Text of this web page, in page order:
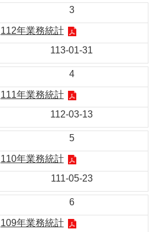
3
112年業務統計
113-01-31
4
111年業務統計
112-03-13
5
110年業務統計
111-05-23
6
109年業務統計